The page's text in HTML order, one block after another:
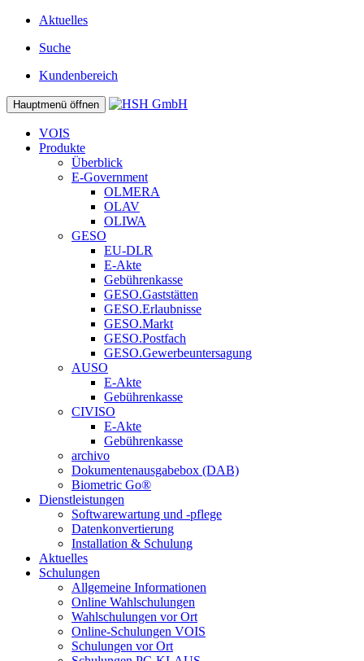
Aktuelles
Suche
Kundenbereich
Hauptmenü öffnen
VOIS
Produkte
Überblick
E-Government
OLMERA
OLAV
OLIWA
GESO
EU-DLR
E-Akte
Gebührenkasse
GESO.Gaststätten
GESO.Erlaubnisse
GESO.Markt
GESO.Postfach
GESO.Gewerbeuntersagung
AUSO
E-Akte
Gebührenkasse
CIVISO
E-Akte
Gebührenkasse
archivo
Dokumentenausgabebox (DAB)
Biometric Go®
Dienstleistungen
Softwarewartung und -pflege
Datenkonvertierung
Installation & Schulung
Aktuelles
Schulungen
Allgemeine Informationen
Online Wahlschulungen
Wahlschulungen vor Ort
Online-Schulungen VOIS
Schulungen vor Ort